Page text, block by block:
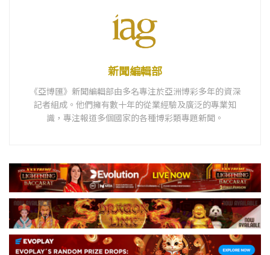
新聞編輯部
《亞博匯》新聞編輯部由多名專注於亞洲博彩多年的資深
記者組成。他們擁有數十年的從業經驗及廣泛的專業知
識，專注報道多個國家的各種博彩類專題新聞。